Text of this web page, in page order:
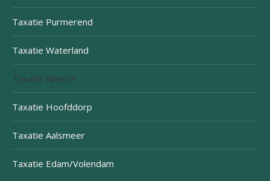
Taxatie Purmerend
Taxatie Waterland
Taxatie Almere
Taxatie Hoofddorp
Taxatie Aalsmeer
Taxatie Edam/Volendam